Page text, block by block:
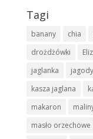
Tagi
banany chia
drożdżówki
jaglanka
jagody
kasza jaglana
makaron
masło orzechowe